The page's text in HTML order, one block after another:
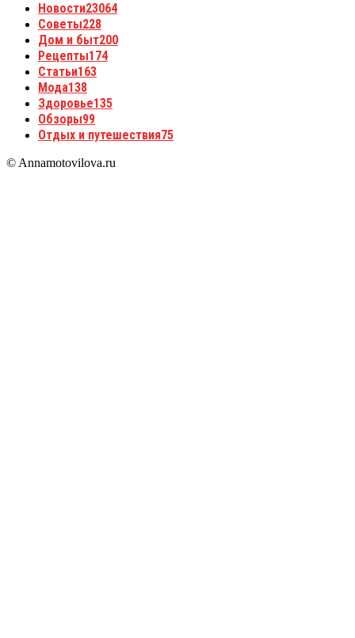
Новости23064
Советы228
Дом и быт200
Рецепты174
Статьи163
Мода138
Здоровье135
Обзоры99
Отдых и путешествия75
© Annamotovilova.ru